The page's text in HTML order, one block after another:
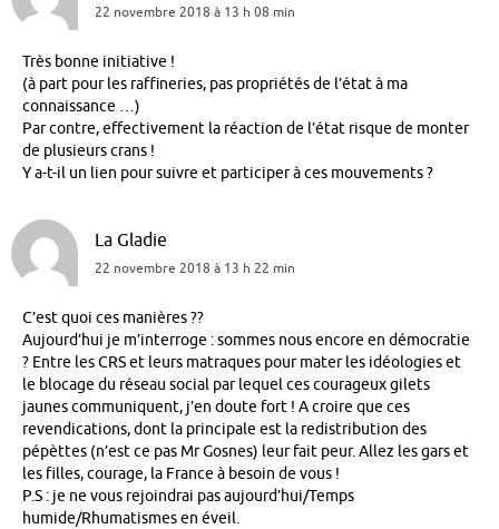
22 novembre 2018 à 13 h 08 min
Très bonne initiative !
(à part pour les raffineries, pas propriétés de l’état à ma
connaissance …)
Par contre, effectivement la réaction de l’état risque de monter
de plusieurs crans !
Y a-t-il un lien pour suivre et participer à ces mouvements ?
La Gladie
22 novembre 2018 à 13 h 22 min
C’est quoi ces manières ??
Aujourd’hui je m’interroge : sommes nous encore en démocratie
? Entre les CRS et leurs matraques pour mater les idéologies et
le blocage du réseau social par lequel ces courageux gilets
jaunes communiquent, j’en doute fort ! A croire que ces
revendications, dont la principale est la redistribution des
pépèttes (n’est ce pas Mr Gosnes) leur fait peur. Allez les gars et
les filles, courage, la France à besoin de vous !
P.S : je ne vous rejoindrai pas aujourd’hui/Temps
humide/Rhumatismes en éveil.